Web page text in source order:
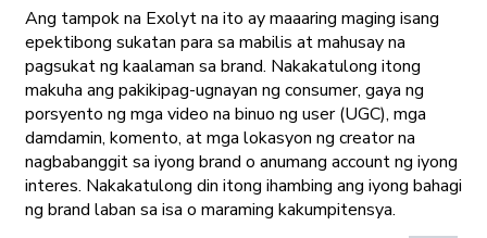
Ang tampok na Exolyt na ito ay maaaring maging isang
epektibong sukatan para sa mabilis at mahusay na
pagsukat ng kaalaman sa brand. Nakakatulong itong
makuha ang pakikipag-ugnayan ng consumer, gaya ng
porsyento ng mga video na binuo ng user (UGC), mga
damdamin, komento, at mga lokasyon ng creator na
nagbabanggit sa iyong brand o anumang account ng iyong
interes. Nakakatulong din itong ihambing ang iyong bahagi
ng brand laban sa isa o maraming kakumpitensya.